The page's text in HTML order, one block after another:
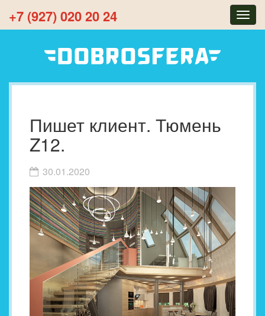
+7 (927) 020 20 24
Пишет клиент. Тюмень
Z12.
30.01.2020